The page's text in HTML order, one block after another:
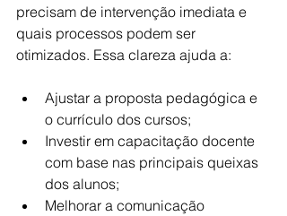
precisam de intervenção imediata e
quais processos podem ser
otimizados. Essa clareza ajuda a:
Ajustar a proposta pedagógica e
o currículo dos cursos;
Investir em capacitação docente
com base nas principais queixas
dos alunos;
Melhorar a comunicação